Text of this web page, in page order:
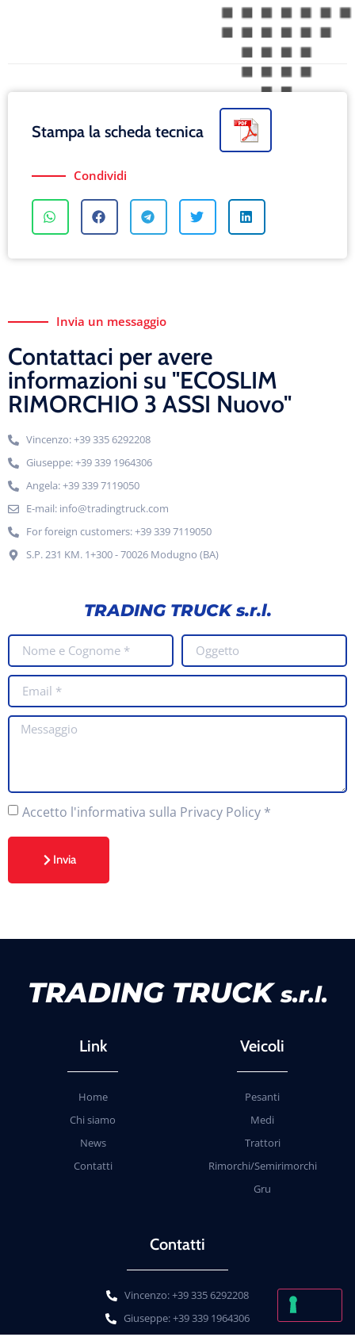
Stampa la scheda tecnica
Condividi
Invia un messaggio
Contattaci per avere
informazioni su "ECOSLIM
RIMORCHIO 3 ASSI Nuovo"
Vincenzo: +39 335 6292208
Giuseppe: +39 339 1964306
Angela: +39 339 7119050
E-mail: info@tradingtruck.com
For foreign customers: +39 339 7119050
S.P. 231 KM. 1+300 - 70026 Modugno (BA)
TRADING TRUCK s.r.l.
Accetto l'informativa sulla Privacy Policy *
Invia
TRADING TRUCKs.r.l.
Link
Home
Chi siamo
News
Contatti
Veicoli
Pesanti
Medi
Trattori
Rimorchi/Semirimorchi
Gru
Contatti
Vincenzo: +39 335 6292208
Giuseppe: +39 339 1964306